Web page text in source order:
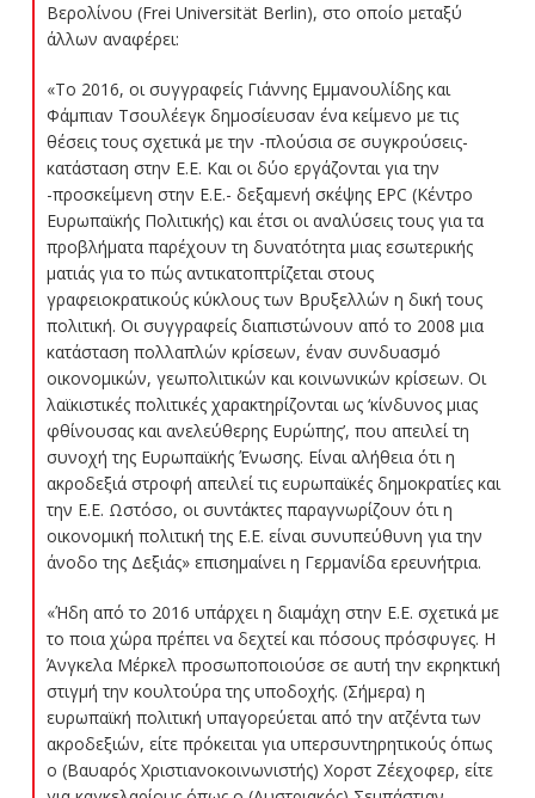
Βερολίνου (Frei Universität Βerlin), στο οποίο μεταξύ
άλλων αναφέρει:
«Το 2016, οι συγγραφείς Γιάννης Εμμανουλίδης και
Φάμπιαν Τσουλέεγκ δημοσίευσαν ένα κείμενο με τις
θέσεις τους σχετικά με την -πλούσια σε συγκρούσεις-
κατάσταση στην Ε.Ε. Και οι δύο εργάζονται για την
-προσκείμενη στην Ε.Ε.- δεξαμενή σκέψης EPC (Κέντρο
Ευρωπαϊκής Πολιτικής) και έτσι οι αναλύσεις τους για τα
προβλήματα παρέχουν τη δυνατότητα μιας εσωτερικής
ματιάς για το πώς αντικατοπτρίζεται στους
γραφειοκρατικούς κύκλους των Βρυξελλών η δική τους
πολιτική. Οι συγγραφείς διαπιστώνουν από το 2008 μια
κατάσταση πολλαπλών κρίσεων, έναν συνδυασμό
οικονομικών, γεωπολιτικών και κοινωνικών κρίσεων. Οι
λαϊκιστικές πολιτικές χαρακτηρίζονται ως ‘κίνδυνος μιας
φθίνουσας και ανελεύθερης Ευρώπης’, που απειλεί τη
συνοχή της Ευρωπαϊκής Ένωσης. Είναι αλήθεια ότι η
ακροδεξιά στροφή απειλεί τις ευρωπαϊκές δημοκρατίες και
την Ε.Ε. Ωστόσο, οι συντάκτες παραγνωρίζουν ότι η
οικονομική πολιτική της Ε.Ε. είναι συνυπεύθυνη για την
άνοδο της Δεξιάς» επισημαίνει η Γερμανίδα ερευνήτρια.
«Ήδη από το 2016 υπάρχει η διαμάχη στην Ε.Ε. σχετικά με
το ποια χώρα πρέπει να δεχτεί και πόσους πρόσφυγες. Η
Άνγκελα Μέρκελ προσωποποιούσε σε αυτή την εκρηκτική
στιγμή την κουλτούρα της υποδοχής. (Σήμερα) η
ευρωπαϊκή πολιτική υπαγορεύεται από την ατζέντα των
ακροδεξιών, είτε πρόκειται για υπερσυντηρητικούς όπως
ο (Βαυαρός Χριστιανοκοινωνιστής) Χορστ Ζέεχοφερ, είτε